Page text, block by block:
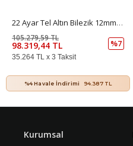
22 Ayar Tel Altın Bilezik 12mm 15 Gr
98.319,44 TL
105.279,59 TL
%7
35.264 TL x 3 Taksit
%4 Havale İndirimi 94.387 TL
Kurumsal